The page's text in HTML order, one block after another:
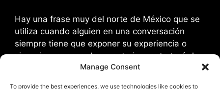
Manage Consent
To provide the best experiences, we use technologies like cookies to
Hay una frase muy del norte de México que se
utiliza cuando alguien en una conversación
siempre tiene que exponer su experiencia o
vivencia y opacar al que anteriormente tenía la
palabra y esa frase es “UY SI ESTE ES EL UNO